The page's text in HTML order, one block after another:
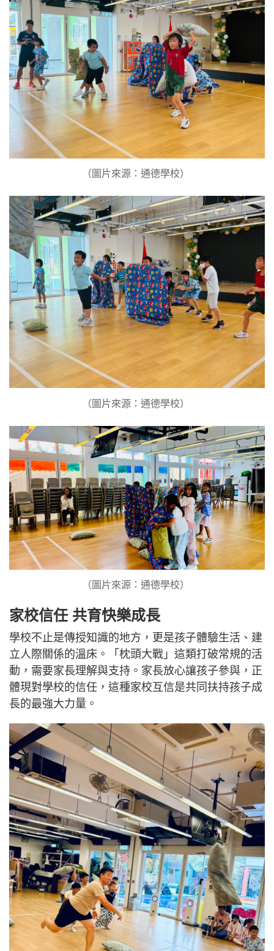
（圖片來源：通德學校） ​
（圖片來源：通德學校） ​
（圖片來源：通德學校） ​
家校信任 共育快樂成長
學校不止是傳授知識的地方，更是孩子體驗生活、建
立人際關係的溫床。「枕頭大戰」這類打破常規的活
動，需要家長理解與支持。家長放心讓孩子參與，正
體現對學校的信任，這種家校互信是共同扶持孩子成
長的最強大力量。